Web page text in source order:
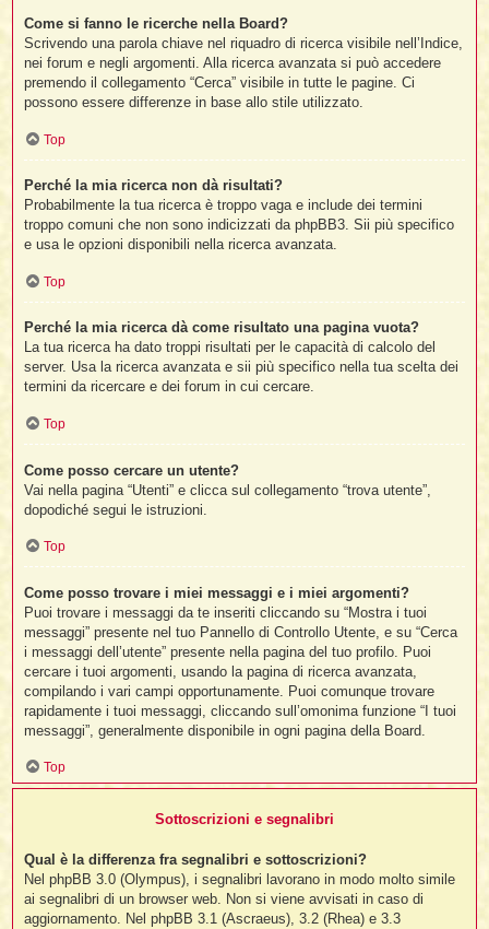
Come si fanno le ricerche nella Board?
Scrivendo una parola chiave nel riquadro di ricerca visibile nell’Indice,
nei forum e negli argomenti. Alla ricerca avanzata si può accedere
premendo il collegamento “Cerca” visibile in tutte le pagine. Ci
possono essere differenze in base allo stile utilizzato.
Top
Perché la mia ricerca non dà risultati?
Probabilmente la tua ricerca è troppo vaga e include dei termini
troppo comuni che non sono indicizzati da phpBB3. Sii più specifico
e usa le opzioni disponibili nella ricerca avanzata.
Top
Perché la mia ricerca dà come risultato una pagina vuota?
La tua ricerca ha dato troppi risultati per le capacità di calcolo del
server. Usa la ricerca avanzata e sii più specifico nella tua scelta dei
termini da ricercare e dei forum in cui cercare.
Top
Come posso cercare un utente?
Vai nella pagina “Utenti” e clicca sul collegamento “trova utente”,
dopodiché segui le istruzioni.
Top
Come posso trovare i miei messaggi e i miei argomenti?
Puoi trovare i messaggi da te inseriti cliccando su “Mostra i tuoi
messaggi” presente nel tuo Pannello di Controllo Utente, e su “Cerca
i messaggi dell’utente” presente nella pagina del tuo profilo. Puoi
cercare i tuoi argomenti, usando la pagina di ricerca avanzata,
compilando i vari campi opportunamente. Puoi comunque trovare
rapidamente i tuoi messaggi, cliccando sull’omonima funzione “I tuoi
messaggi”, generalmente disponibile in ogni pagina della Board.
Top
Sottoscrizioni e segnalibri
Qual è la differenza fra segnalibri e sottoscrizioni?
Nel phpBB 3.0 (Olympus), i segnalibri lavorano in modo molto simile
ai segnalibri di un browser web. Non si viene avvisati in caso di
aggiornamento. Nel phpBB 3.1 (Ascraeus), 3.2 (Rhea) e 3.3